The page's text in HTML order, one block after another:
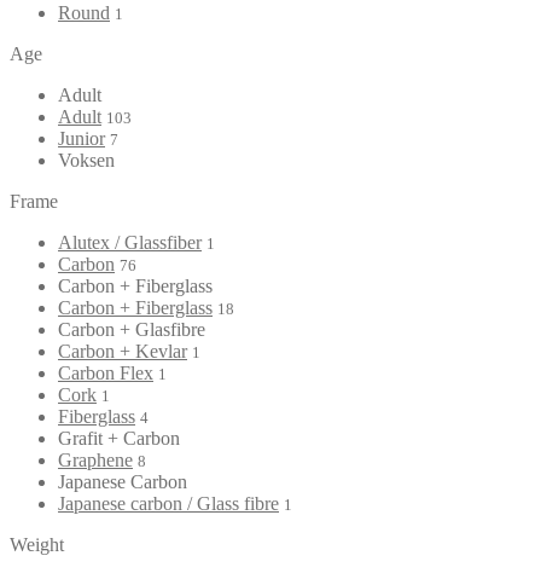
Round 1
Age
Adult
Adult 103
Junior 7
Voksen
Frame
Alutex / Glassfiber 1
Carbon 76
Carbon + Fiberglass
Carbon + Fiberglass 18
Carbon + Glasfibre
Carbon + Kevlar 1
Carbon Flex 1
Cork 1
Fiberglass 4
Grafit + Carbon
Graphene 8
Japanese Carbon
Japanese carbon / Glass fibre 1
Weight